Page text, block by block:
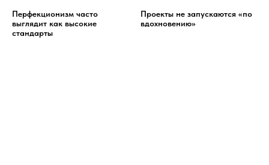
Перфекционизм часто
выглядит как высокие
стандарты
Проекты не запускаются «по
вдохновению»